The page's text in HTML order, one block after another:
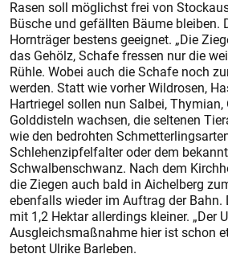
Rasen soll möglichst frei von
Büsche und gefällten Bäume bleiben.
Hornträger bestens geeignet. „Die
das Gehölz, Schafe fressen nur die
Rühle. Wobei auch die Schafe noch
werden. Statt wie vorher Wildrosen,
Hartriegel sollen nun Salbei, Thymian,
Golddisteln wachsen, die seltenen
wie den bedrohten
Schlehenzipfelfalter oder dem
Schwalbenschwanz. Nach dem
die Ziegen auch bald in Aichelberg
ebenfalls wieder im Auftrag der Bahn.
mit 1,2 Hektar allerdings kleiner. „Der
Ausgleichsmaßnahme hier ist schon
betont Ulrike Barleben.